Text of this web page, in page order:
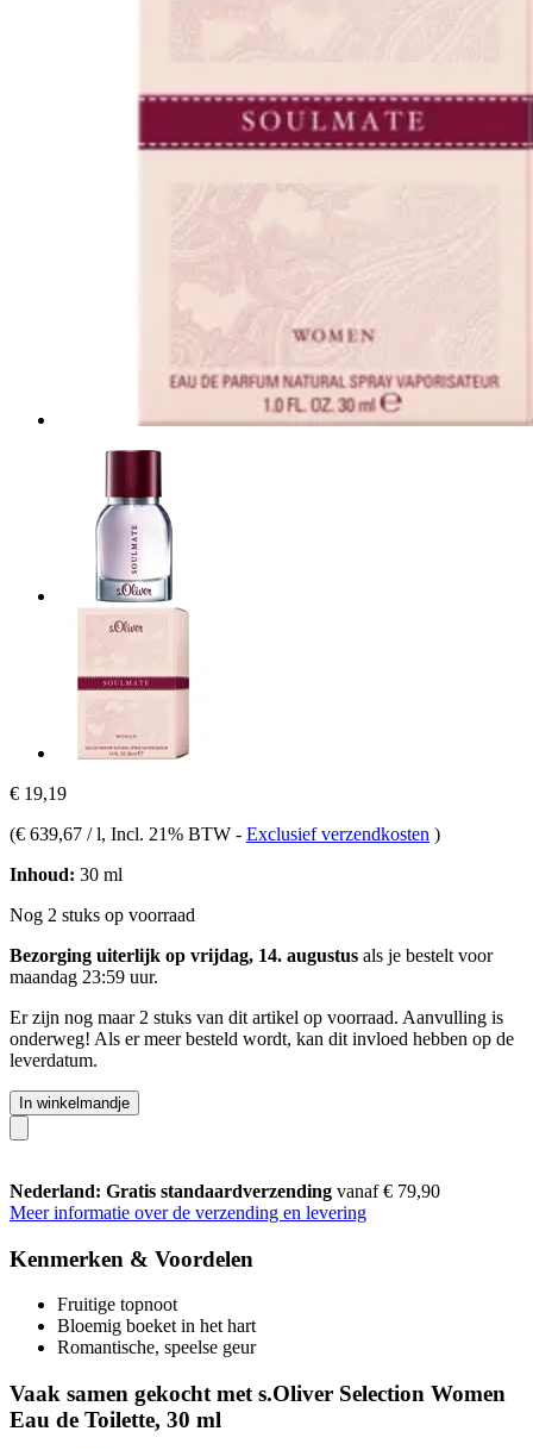
€ 19,19
(€ 639,67 / l, Incl. 21% BTW - Exclusief verzendkosten )
Inhoud: 30 ml
Nog 2 stuks op voorraad
Bezorging uiterlijk op vrijdag, 14. augustus als je bestelt voor
maandag 23:59 uur.
Er zijn nog maar 2 stuks van dit artikel op voorraad. Aanvulling is
onderweg! Als er meer besteld wordt, kan dit invloed hebben op de
leverdatum.
In winkelmandje
Nederland: Gratis standaardverzending vanaf € 79,90
Meer informatie over de verzending en levering
Kenmerken & Voordelen
Fruitige topnoot
Bloemig boeket in het hart
Romantische, speelse geur
Vaak samen gekocht met s.Oliver Selection Women
Eau de Toilette, 30 ml